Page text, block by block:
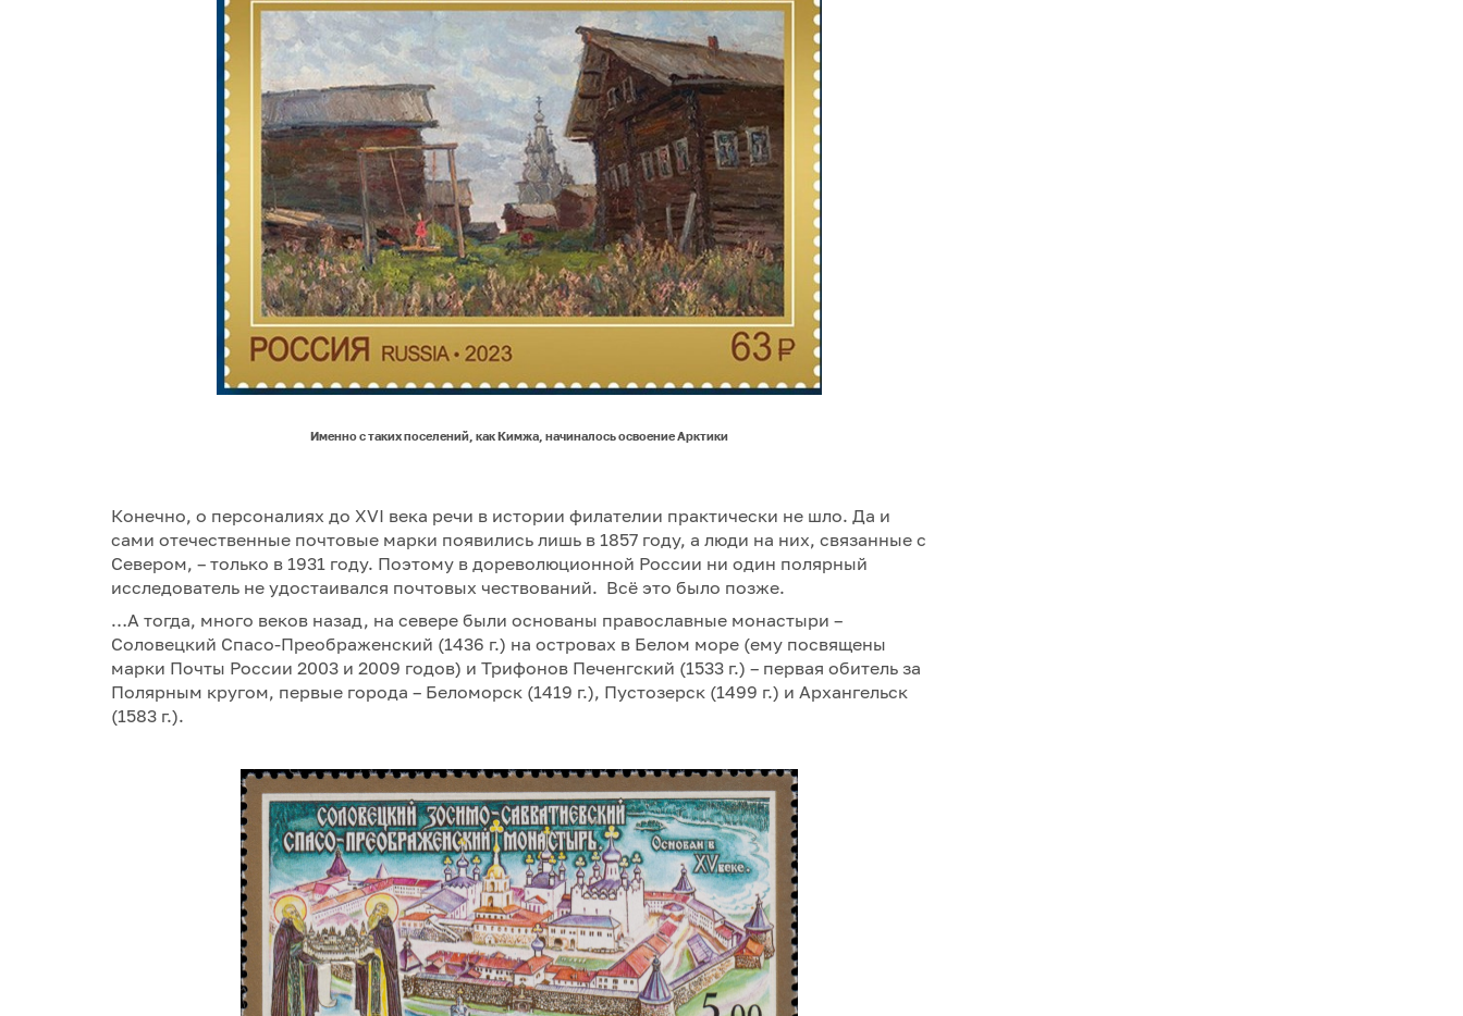
Именно с таких поселений, как Кимжа, начиналось освоение Арктики
Конечно, о персоналиях до XVI века речи в истории филателии практически не шло. Да и
сами отечественные почтовые марки появились лишь в 1857 году, а люди на них, связанные с
Севером, – только в 1931 году. Поэтому в дореволюционной России ни один полярный
исследователь не удостаивался почтовых чествований. Всё это было позже.
…А тогда, много веков назад, на севере были основаны православные монастыри –
Соловецкий Спасо-Преображенский (1436 г.) на островах в Белом море (ему посвящены
марки Почты России 2003 и 2009 годов) и Трифонов Печенгский (1533 г.) – первая обитель за
Полярным кругом, первые города – Беломорск (1419 г.), Пустозерск (1499 г.) и Архангельск
(1583 г.).